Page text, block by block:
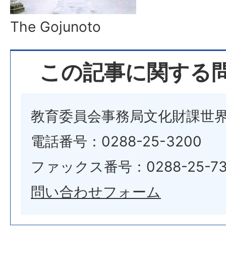
The Gojunoto
この記事に関する
教育委員会事務局文化財課世
電話番号：0288-25-3200
ファックス番号：0288-25-
問い合わせフォーム